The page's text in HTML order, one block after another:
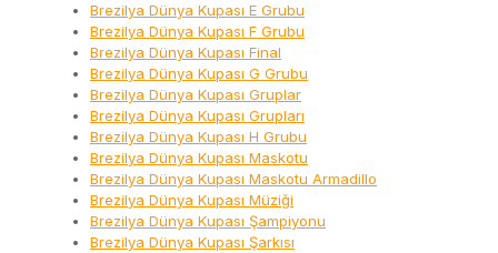
Brezilya Dünya Kupası E Grubu
Brezilya Dünya Kupası F Grubu
Brezilya Dünya Kupası Final
Brezilya Dünya Kupası G Grubu
Brezilya Dünya Kupası Gruplar
Brezilya Dünya Kupası Grupları
Brezilya Dünya Kupası H Grubu
Brezilya Dünya Kupası Maskotu
Brezilya Dünya Kupası Maskotu Armadillo
Brezilya Dünya Kupası Müziği
Brezilya Dünya Kupası Şampiyonu
Brezilya Dünya Kupası Şarkısı